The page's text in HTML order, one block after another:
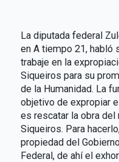
La diputada federal
en A tiempo 21, habló
trabaje en la
Siqueiros para su
de la Humanidad. La
objetivo de expropiar
es rescatar la obra
Siqueiros. Para
propiedad del
Federal, de ahí el